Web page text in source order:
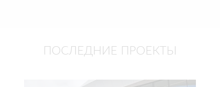
ПОСЛЕДНИЕ ПРОЕКТЫ